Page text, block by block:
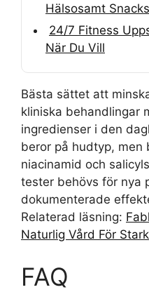
Hälsosamt Snacks
24/7 Fitness
När Du Vill
Bästa sättet att
kliniska behandlingar
ingredienser i den
beror på hudtyp, men
niacinamid och
tester behövs för nya
dokumenterade
Relaterad läsning:
Naturlig Vård För
FAQ